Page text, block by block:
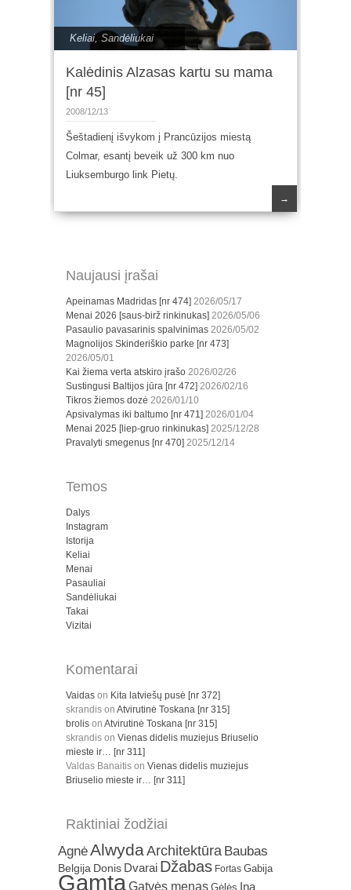
Keliai, Sandėliukai
Kalėdinis Alzasas kartu su mama
[nr 45]
2008/12/13
Šeštadienį išvykom į Prancūzijos miestą
Colmar, esantį beveik už 300 km nuo
Liuksemburgo link Pietų.
→
Naujausi įrašai
Apeinamas Madridas [nr 474] 2026/05/17
Menai 2026 [saus-birž rinkinukas] 2026/05/06
Pasaulio pavasarinis spalvinimas 2026/05/02
Magnolijos Skinderiškio parke [nr 473]
2026/05/01
Kai žiema verta atskiro įrašo 2026/02/26
Sustingusi Baltijos jūra [nr 472] 2026/02/16
Tikros žiemos dozė 2026/01/10
Apsivalymas iki baltumo [nr 471] 2026/01/04
Menai 2025 [liep-gruo rinkinukas] 2025/12/28
Pravalyti smegenus [nr 470] 2025/12/14
Temos
Dalys
Instagram
Istorija
Keliai
Menai
Pasauliai
Sandėliukai
Takai
Vizitai
Komentarai
Vaidas on Kita latviešų pusė [nr 372]
skrandis on Atvirutinė Toskana [nr 315]
brolis on Atvirutinė Toskana [nr 315]
skrandis on Vienas didelis muziejus Briuselio
mieste ir… [nr 311]
Valdas Banaitis on Vienas didelis muziejus
Briuselio mieste ir… [nr 311]
Raktiniai žodžiai
Agnė Alwyda Architektūra Baubas
Belgija Donis Dvarai Džabas Fortas Gabija
Gamta Gatvės menas Gėlės Ina